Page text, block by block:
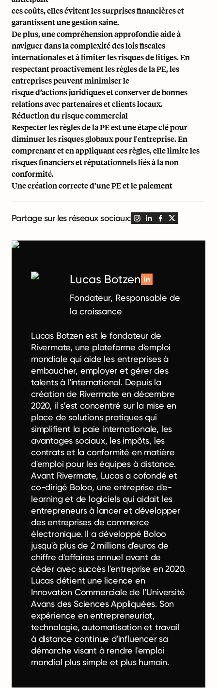
ces coûts, elles évitent les surprises financières et
garantissent une gestion saine.
De plus, une compréhension approfondie aide à
naviguer dans la complexité des lois fiscales
internationales et à limiter les risques de litiges. En
respectant proactivement les règles de la PE, les
entreprises peuvent minimiser le
risque d’actions juridiques et conserver de bonnes
relations avec partenaires et clients locaux.
Réduction du risque commercial
Respecter les règles de la PE est une étape clé pour
diminuer les risques globaux pour l'entreprise. En
comprenant et en appliquant ces règles, elle limite les
risques financiers et réputationnels liés à la non-
conformité.
Une création correcte d’une PE et le paiement
Partage sur les réseaux sociaux:
Lucas Botzen
Fondateur, Responsable de
la croissance
Lucas Botzen est le fondateur de
Rivermate, une plateforme d'emploi
mondiale qui aide les entreprises à
embaucher, employer et gérer des
talents à l'international. Depuis la
création de Rivermate en décembre
2020, il s’est concentré sur la mise en
place de solutions pratiques qui
simplifient la paie internationale, les
avantages sociaux, les impôts, les
contrats et la conformité en matière
d'emploi pour les équipes à distance.
Avant Rivermate, Lucas a cofondé et
co-dirigé Boloo, une entreprise d'e-
learning et de logiciels qui aidait les
entrepreneurs à lancer et développer
des entreprises de commerce
électronique. Il a développé Boloo
jusqu'à plus de 2 millions d'euros de
chiffre d'affaires annuel avant de
céder avec succès l'entreprise en 2020.
Lucas détient une licence en
Innovation Commerciale de l’Université
Avans des Sciences Appliquées. Son
expérience en entrepreneuriat,
technologie, automatisation et travail
à distance continue d'influencer sa
démarche visant à rendre l'emploi
mondial plus simple et plus humain.